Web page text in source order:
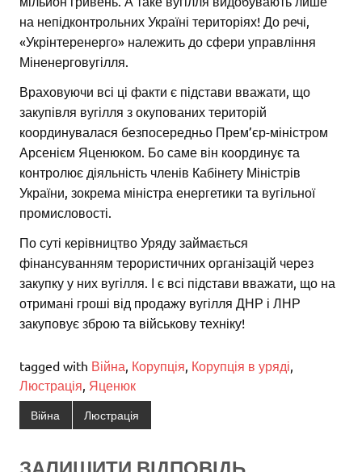
на непідконтрольних Україні територіях! До речі,
«Укрінтеренерго» належить до сфери управління
Міненерговугілля.
Враховуючи всі ці факти є підстави вважати, що
закупівля вугілля з окупованих територій
координувалася безпосередньо Прем’єр-міністром
Арсенієм Яценюком. Бо саме він координує та
контролює діяльність членів Кабінету Міністрів
України, зокрема міністра енергетики та вугільної
промисловості.
По суті керівництво Уряду займається
фінансуванням терористичних організацій через
закупку у них вугілля. І є всі підстави вважати, що на
отримані гроші від продажу вугілля ДНР і ЛНР
закуповує зброю та військову техніку!
tagged with Війна Корупція Корупція в уряді
Люстрація Яценюк
Війна Люстрація